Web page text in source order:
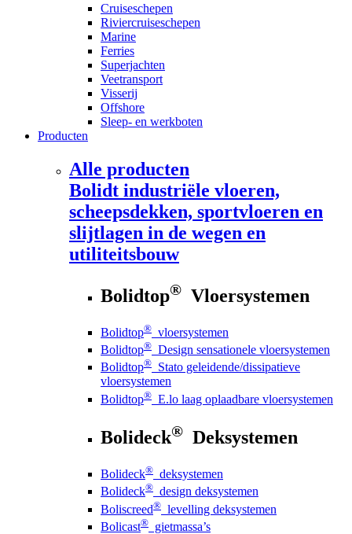
Cruiseschepen
Riviercruiseschepen
Marine
Ferries
Superjachten
Veetransport
Visserij
Offshore
Sleep- en werkboten
Producten
Alle producten
Bolidt industriële vloeren,
scheepsdekken, sportvloeren en
slijtlagen in de wegen en
utiliteitsbouw
Bolidtop® Vloersystemen
Bolidtop® vloersystemen
Bolidtop® Design sensationele vloersystemen
Bolidtop® Stato geleidende/dissipatieve
vloersystemen
Bolidtop® E.lo laag oplaadbare vloersystemen
Bolideck® Deksystemen
Bolideck® deksystemen
Bolideck® design deksystemen
Boliscreed® levelling deksystemen
Bolicast® gietmassa’s